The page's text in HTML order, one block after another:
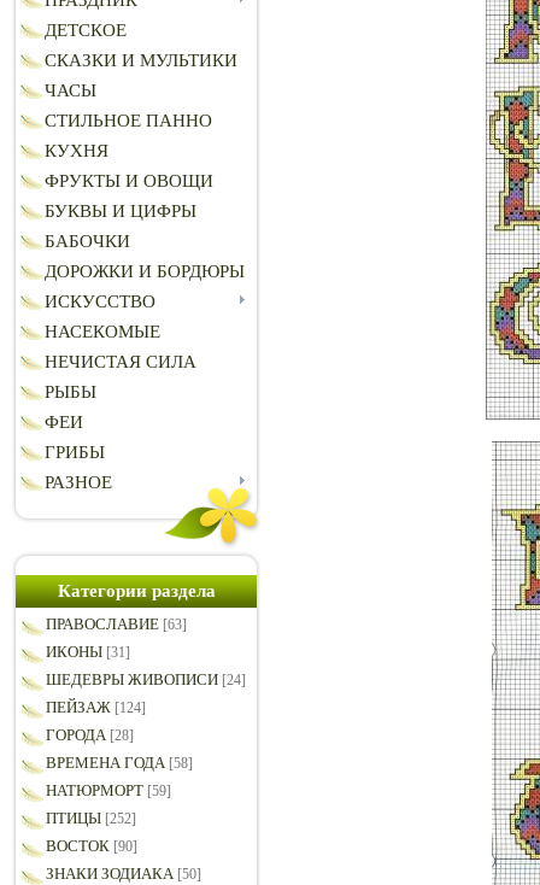
ДЕТСКОЕ
СКАЗКИ И МУЛЬТИКИ
ЧАСЫ
СТИЛЬНОЕ ПАННО
КУХНЯ
ФРУКТЫ И ОВОЩИ
БУКВЫ И ЦИФРЫ
БАБОЧКИ
ДОРОЖКИ И БОРДЮРЫ
ИСКУССТВО
НАСЕКОМЫЕ
НЕЧИСТАЯ СИЛА
РЫБЫ
ФЕИ
ГРИБЫ
РАЗНОЕ
Категории раздела
ПРАВОСЛАВИЕ [63]
ИКОНЫ [31]
ШЕДЕВРЫ ЖИВОПИСИ [24]
ПЕЙЗАЖ [124]
ГОРОДА [28]
ВРЕМЕНА ГОДА [58]
НАТЮРМОРТ [59]
ПТИЦЫ [252]
ВОСТОК [90]
ЗНАКИ ЗОДИАКА [50]